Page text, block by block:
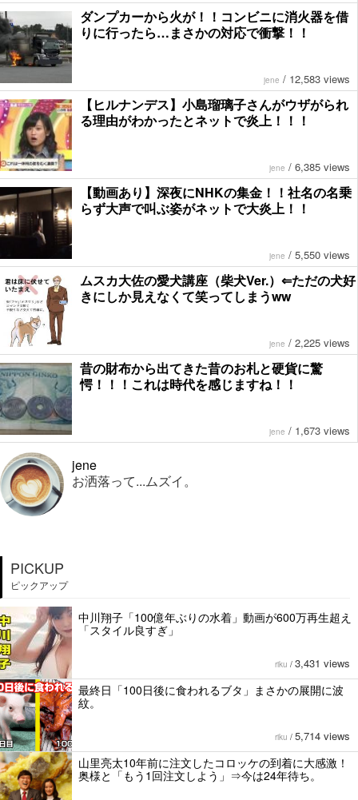
ダンプカーから火が！！コンビニに消火器を借
りに行ったら…まさかの対応で衝撃！！
jene / 12,583 views
【ヒルナンデス】小島瑠璃子さんがウザがられ
る理由がわかったとネットで炎上！！！
jene / 6,385 views
【動画あり】深夜にNHKの集金！！社名の名乗
らず大声で叫ぶ姿がネットで大炎上！！
jene / 5,550 views
ムスカ大佐の愛犬講座（柴犬Ver.）⇐ただの犬好
きにしか見えなくて笑ってしまうww
jene / 2,225 views
昔の財布から出てきた昔のお札と硬貨に驚
愕！！！これは時代を感じますね！！
jene / 1,673 views
jene
お洒落って...ムズイ。
PICKUP
ピックアップ
中川翔子「100億年ぶりの水着」動画が600万再生超え
「スタイル良すぎ」
riku / 3,431 views
最終日「100日後に食われるブタ」まさかの展開に波
紋。
riku / 5,714 views
山里亮太10年前に注文したコロッケの到着に大感激！
奥様と「もう1回注文しよう」⇒今は24年待ち。